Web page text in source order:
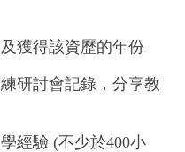
得該資歷的年份
討會記錄，分享教
驗 (不少於400小